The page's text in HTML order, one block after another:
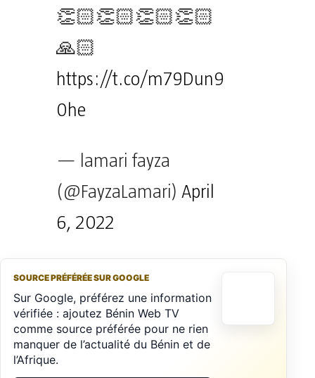
👏🏻👏🏻👏🏻👏🏻
🙏🏻
https://t.co/m79Dun9
0he
— lamari fayza
(@FayzaLamari) April
6, 2022
SOURCE PRÉFÉRÉE SUR GOOGLE
Sur Google, préférez une information
vérifiée : ajoutez Bénin Web TV
comme source préférée pour ne rien
manquer de l’actualité du Bénin et de
l’Afrique.